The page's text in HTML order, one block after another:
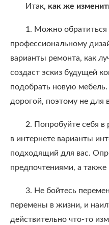
Итак, как же
1. Можно
профессиональному
варианты ремонта, как
создаст эскиз будущей
подобрать новую
дорогой, поэтому не для
2. Попробуйте себя
в интернете варианты
подходящий для вас.
предпочтениями, а
3. Не бойтесь
перемены в жизни, и
действительно что-то